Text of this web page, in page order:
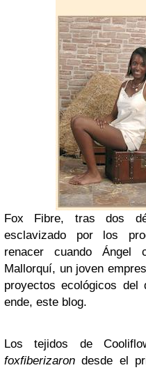
Fox Fibre, tras dos
esclavizado por los
renacer cuando
Mallorquí, un joven
proyectos ecológicos
ende, este blog.
Los tejidos de
foxfiberizaron desde el